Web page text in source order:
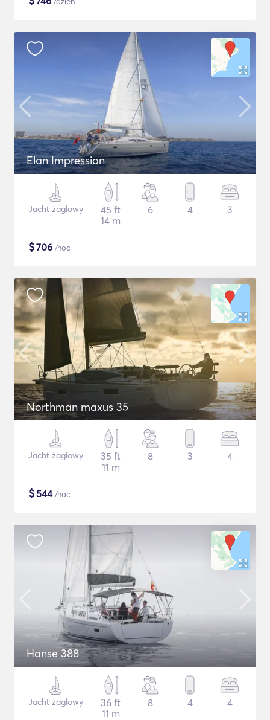
Elan Impression
Jacht żaglowy
45 ft
14 m
6 4 3
$706 /noc
Northman maxus 35
Jacht żaglowy
35 ft
11 m
8 3 4
$544/noc
Hanse 388
Jacht żaglowy
36 ft
11 m
8 4 4